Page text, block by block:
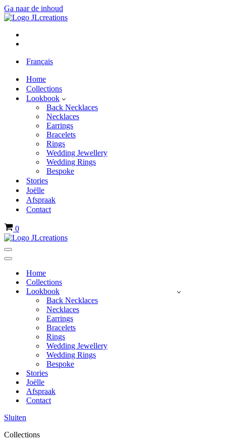
Ga naar de inhoud
Français
Home
Collections
Lookbook
Back Necklaces
Necklaces
Earrings
Bracelets
Rings
Wedding Jewellery
Wedding Rings
Bespoke
Stories
Joëlle
Afspraak
Contact
Winkelwagen
0
Navigatie
Menu
Navigatie
Home
Collections
Lookbook
Back Necklaces
Necklaces
Earrings
Bracelets
Rings
Wedding Jewellery
Wedding Rings
Bespoke
Stories
Joëlle
Afspraak
Contact
Sluiten
Collections